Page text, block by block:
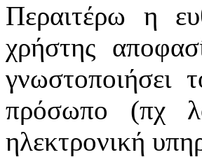
Περαιτέρω η
χρήστης
γνωστοποιήσει
πρόσωπο (πχ
ηλεκτρονική